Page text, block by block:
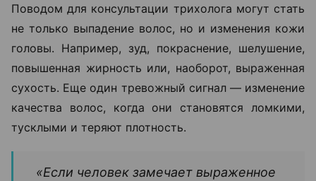
Поводом для консультации трихолога могут стать
не только выпадение волос, но и изменения кожи
головы. Например, зуд, покраснение, шелушение,
повышенная жирность или, наоборот, выраженная
сухость. Еще один тревожный сигнал — изменение
качества волос, когда они становятся ломкими,
тусклыми и теряют плотность.
«Если человек замечает выраженное